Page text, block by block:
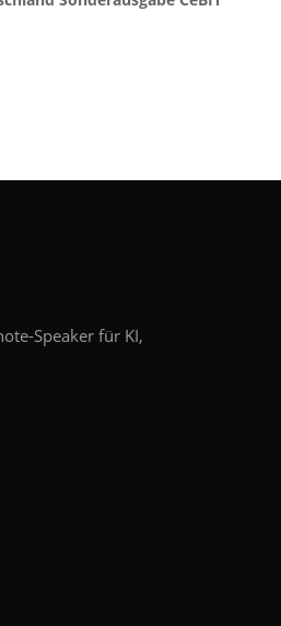
Speaker für KI,